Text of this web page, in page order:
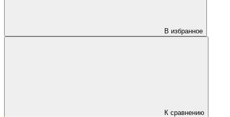
В избранное
К сравнению